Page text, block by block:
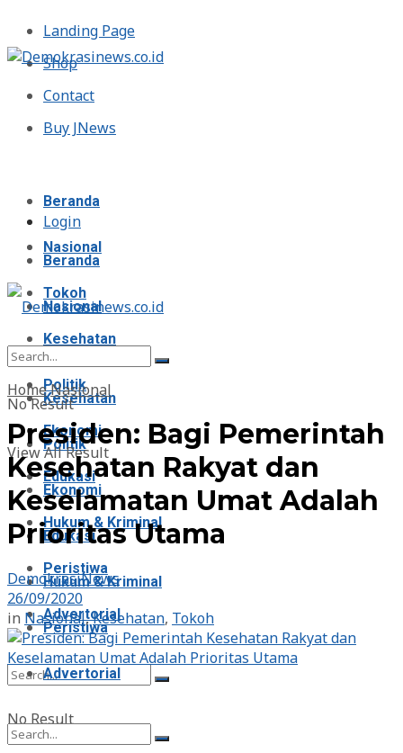
Landing Page
Shop
Contact
Buy JNews
Login
Beranda
Nasional
Tokoh
Kesehatan
Politik
Ekonomi
Edukasi
Hukum & Kriminal
Peristiwa
Advertorial
No Result
Beranda
Nasional
Tokoh
Kesehatan
Politik
Ekonomi
Edukasi
Hukum & Kriminal
Peristiwa
Advertorial
No Result
View All Result
HomeNasional
Presiden: Bagi Pemerintah
Kesehatan Rakyat dan
Keselamatan Umat Adalah
Prioritas Utama
DemokrasiNews
26/09/2020
in Nasional,Kesehatan, Tokoh